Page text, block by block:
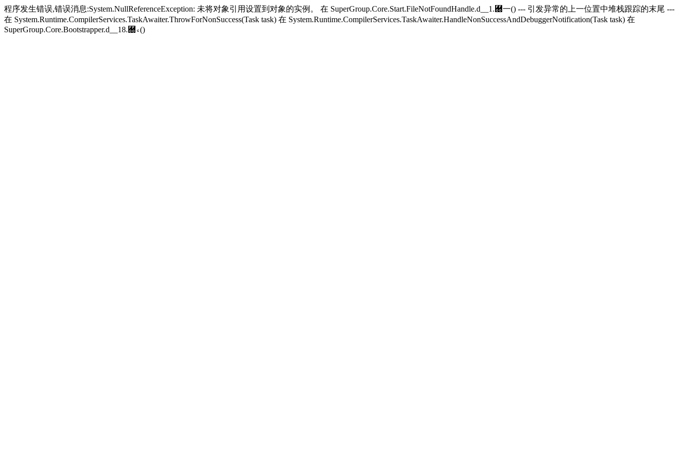
程序发生错误,错误消息:System.NullReferenceException: 未将对象引用设置到对象的实例。 在 SuperGroup.Core.Start.FileNotFoundHandle.d__1.＀一() --- 引发异常的上一位置中堆栈跟踪的末尾 ---
在 System.Runtime.CompilerServices.TaskAwaiter.ThrowForNonSuccess(Task task) 在 System.Runtime.CompilerServices.TaskAwaiter.HandleNonSuccessAndDebuggerNotification(Task task) 在
SuperGroup.Core.Bootstrapper.d__18.＀꜀()